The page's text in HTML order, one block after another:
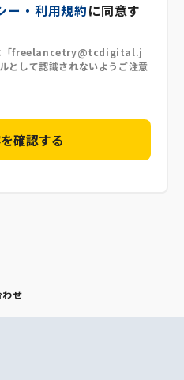
ー・利用規約に同意す
は「freelancetry@tcdigital.j
として認識されないようご注意
せ